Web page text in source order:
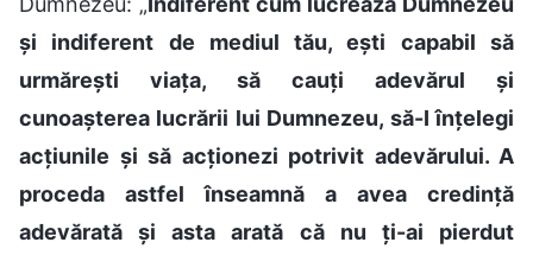
și indiferent de mediul tău, ești capabil să
urmărești viața, să cauți adevărul și
cunoașterea lucrării lui Dumnezeu, să-I înțelegi
acțiunile și să acționezi potrivit adevărului. A
proceda astfel înseamnă a avea credință
adevărată și asta arată că nu ți-ai pierdut